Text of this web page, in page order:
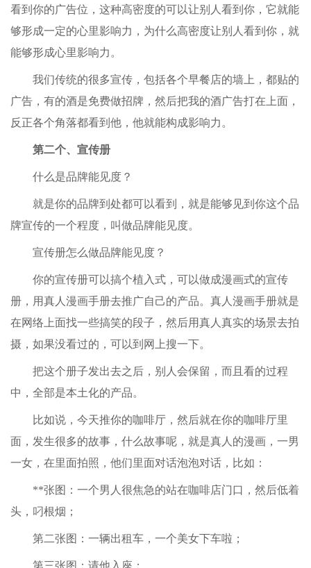
看到你的广告位，这种高密度的可以让别人看到你，它就能
够形成一定的心里影响力，为什么高密度让别人看到你，就
能够形成心里影响力。
我们传统的很多宣传，包括各个早餐店的墙上，都贴的
广告，有的酒是免费做招牌，然后把我的酒广告打在上面，
反正各个角落都看到他，他就能构成影响力。
第二个、宣传册
什么是品牌能见度？
就是你的品牌到处都可以看到，就是能够见到你这个品
牌宣传的一个程度，叫做品牌能见度。
宣传册怎么做品牌能见度？
你的宣传册可以搞个植入式，可以做成漫画式的宣传
册，用真人漫画手册去推广自己的产品。真人漫画手册就是
在网络上面找一些搞笑的段子，然后用真人真实的场景去拍
摄，如果没看过的，可以到网上搜一下。
把这个册子发出去之后，别人会保留，而且看的过程
中，全部是本土化的产品。
比如说，今天推你的咖啡厅，然后就在你的咖啡厅里
面，发生很多的故事，什么故事呢，就是真人的漫画，一男
一女，在里面拍照，他们里面对话泡泡对话，比如：
**张图：一个男人很焦急的站在咖啡店门口，然后低着
头，叼根烟；
第二张图：一辆出租车，一个美女下车啦；
第三张图：请他入座；